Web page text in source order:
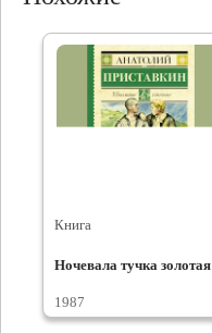
Книга
Ночевала тучка золотая
1987